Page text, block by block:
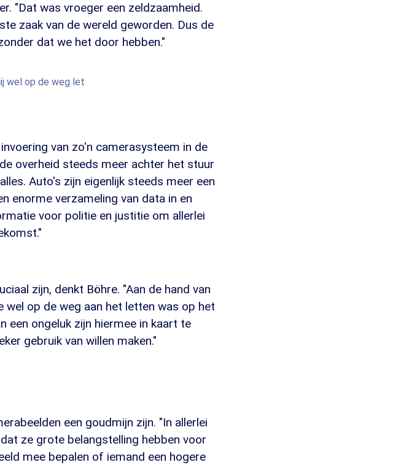
"Dat was vroeger een zeldzaamheid.
zaak van de wereld geworden. Dus de
dat we het door hebben."
wel op de weg let
van zo'n camerasysteem in de
overheid steeds meer achter het stuur
Auto's zijn eigenlijk steeds meer een
enorme verzameling van data in en
voor politie en justitie om allerlei
zijn, denkt Böhre. "Aan de hand van
op de weg aan het letten was op het
een ongeluk zijn hiermee in kaart te
gebruik van willen maken."
een goudmijn zijn. "In allerlei
ze grote belangstelling hebben voor
mee bepalen of iemand een hogere